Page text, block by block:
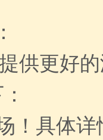
供更好
！具体